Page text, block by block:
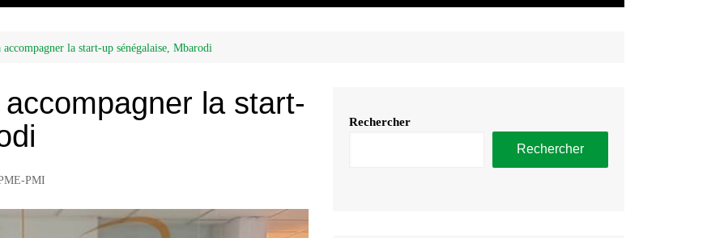
Vidéos Offre de formation
accompagner la start-up sénégalaise, Mbarodi
accompagner la start-
PMI
Rechercher
Rechercher